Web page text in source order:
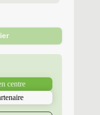
centre